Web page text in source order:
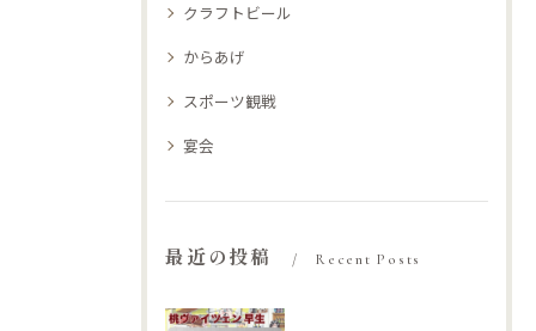
クラフトビール
からあげ
スポーツ観戦
宴会
最近の投稿 Recent Posts